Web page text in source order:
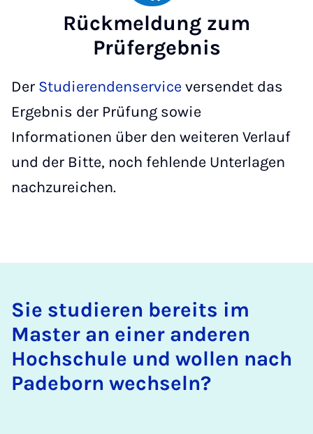
Rückmeldung zum
Prüfergebnis
Der Studierendenserviceversendet das
Ergebnis der Prüfung sowie
Informationen über den weiteren Verlauf
und der Bitte, noch fehlende Unterlagen
nachzureichen.
Sie studieren bereits im
Master an einer anderen
Hochschule und wollen nach
Padeborn wechseln?